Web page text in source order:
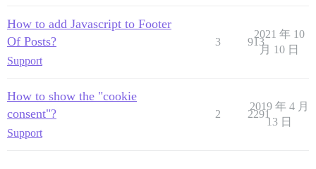
How to add Javascript to Footer
Of Posts?
Support
3 913
2021 年 10
月 10 日
How to show the "cookie
consent"?
Support
2 2291
2019 年 4 月
13 日